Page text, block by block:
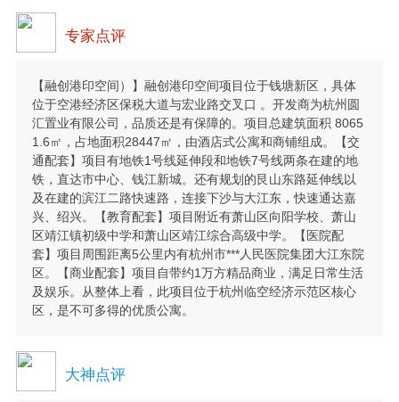
专家点评
【融创港印空间）】融创港印空间项目位于钱塘新区，具体
位于空港经济区保税大道与宏业路交叉口 。开发商为杭州圆
汇置业有限公司，品质还是有保障的。项目总建筑面积 8065
1.6㎡，占地面积28447㎡，由酒店式公寓和商铺组成。【交
通配套】项目有地铁1号线延伸段和地铁7号线两条在建的地
铁，直达市中心、钱江新城。还有规划的艮山东路延伸线以
及在建的滨江二路快速路，连接下沙与大江东，快速通达嘉
兴、绍兴。【教育配套】项目附近有萧山区向阳学校、萧山
区靖江镇初级中学和萧山区靖江综合高级中学。【医院配
套】项目周围距离5公里内有杭州市***人民医院集团大江东院
区。【商业配套】项目自带约1万方精品商业，满足日常生活
及娱乐。从整体上看，此项目位于杭州临空经济示范区核心
区，是不可多得的优质公寓。
大神点评